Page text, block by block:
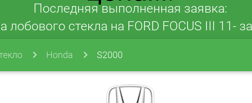
Последняя выполненная заявка:
лобового стекла на FORD FOCUS III 11-
Honda S2000